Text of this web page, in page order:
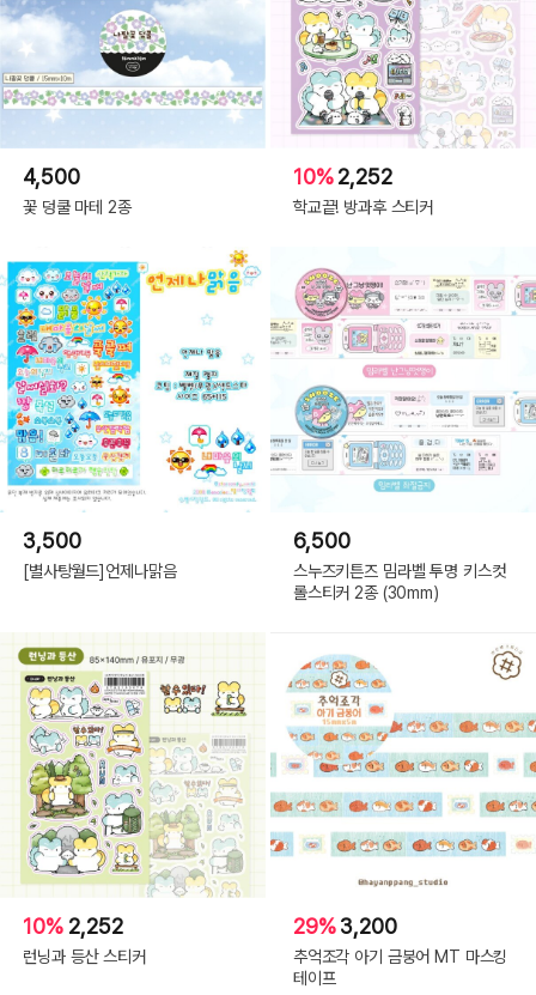
4,500
꽃 덩쿨 마테 2종
10%2,252
학교끝! 방과후 스티커
3,500
[별사탕월드]언제나맑음
6,500
스누즈키튼즈 밈라벨 투명 키스컷
롤스티커 2종 (30mm)
10% 2,252
런닝과 등산 스티커
29%3,200
추억조각 아기 금붕어 MT 마스킹
테이프